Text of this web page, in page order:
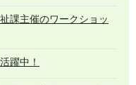
課主催のワークショッ
躍中！